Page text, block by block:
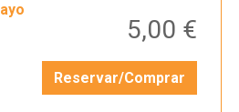
5,00 €
Reservar/Comprar